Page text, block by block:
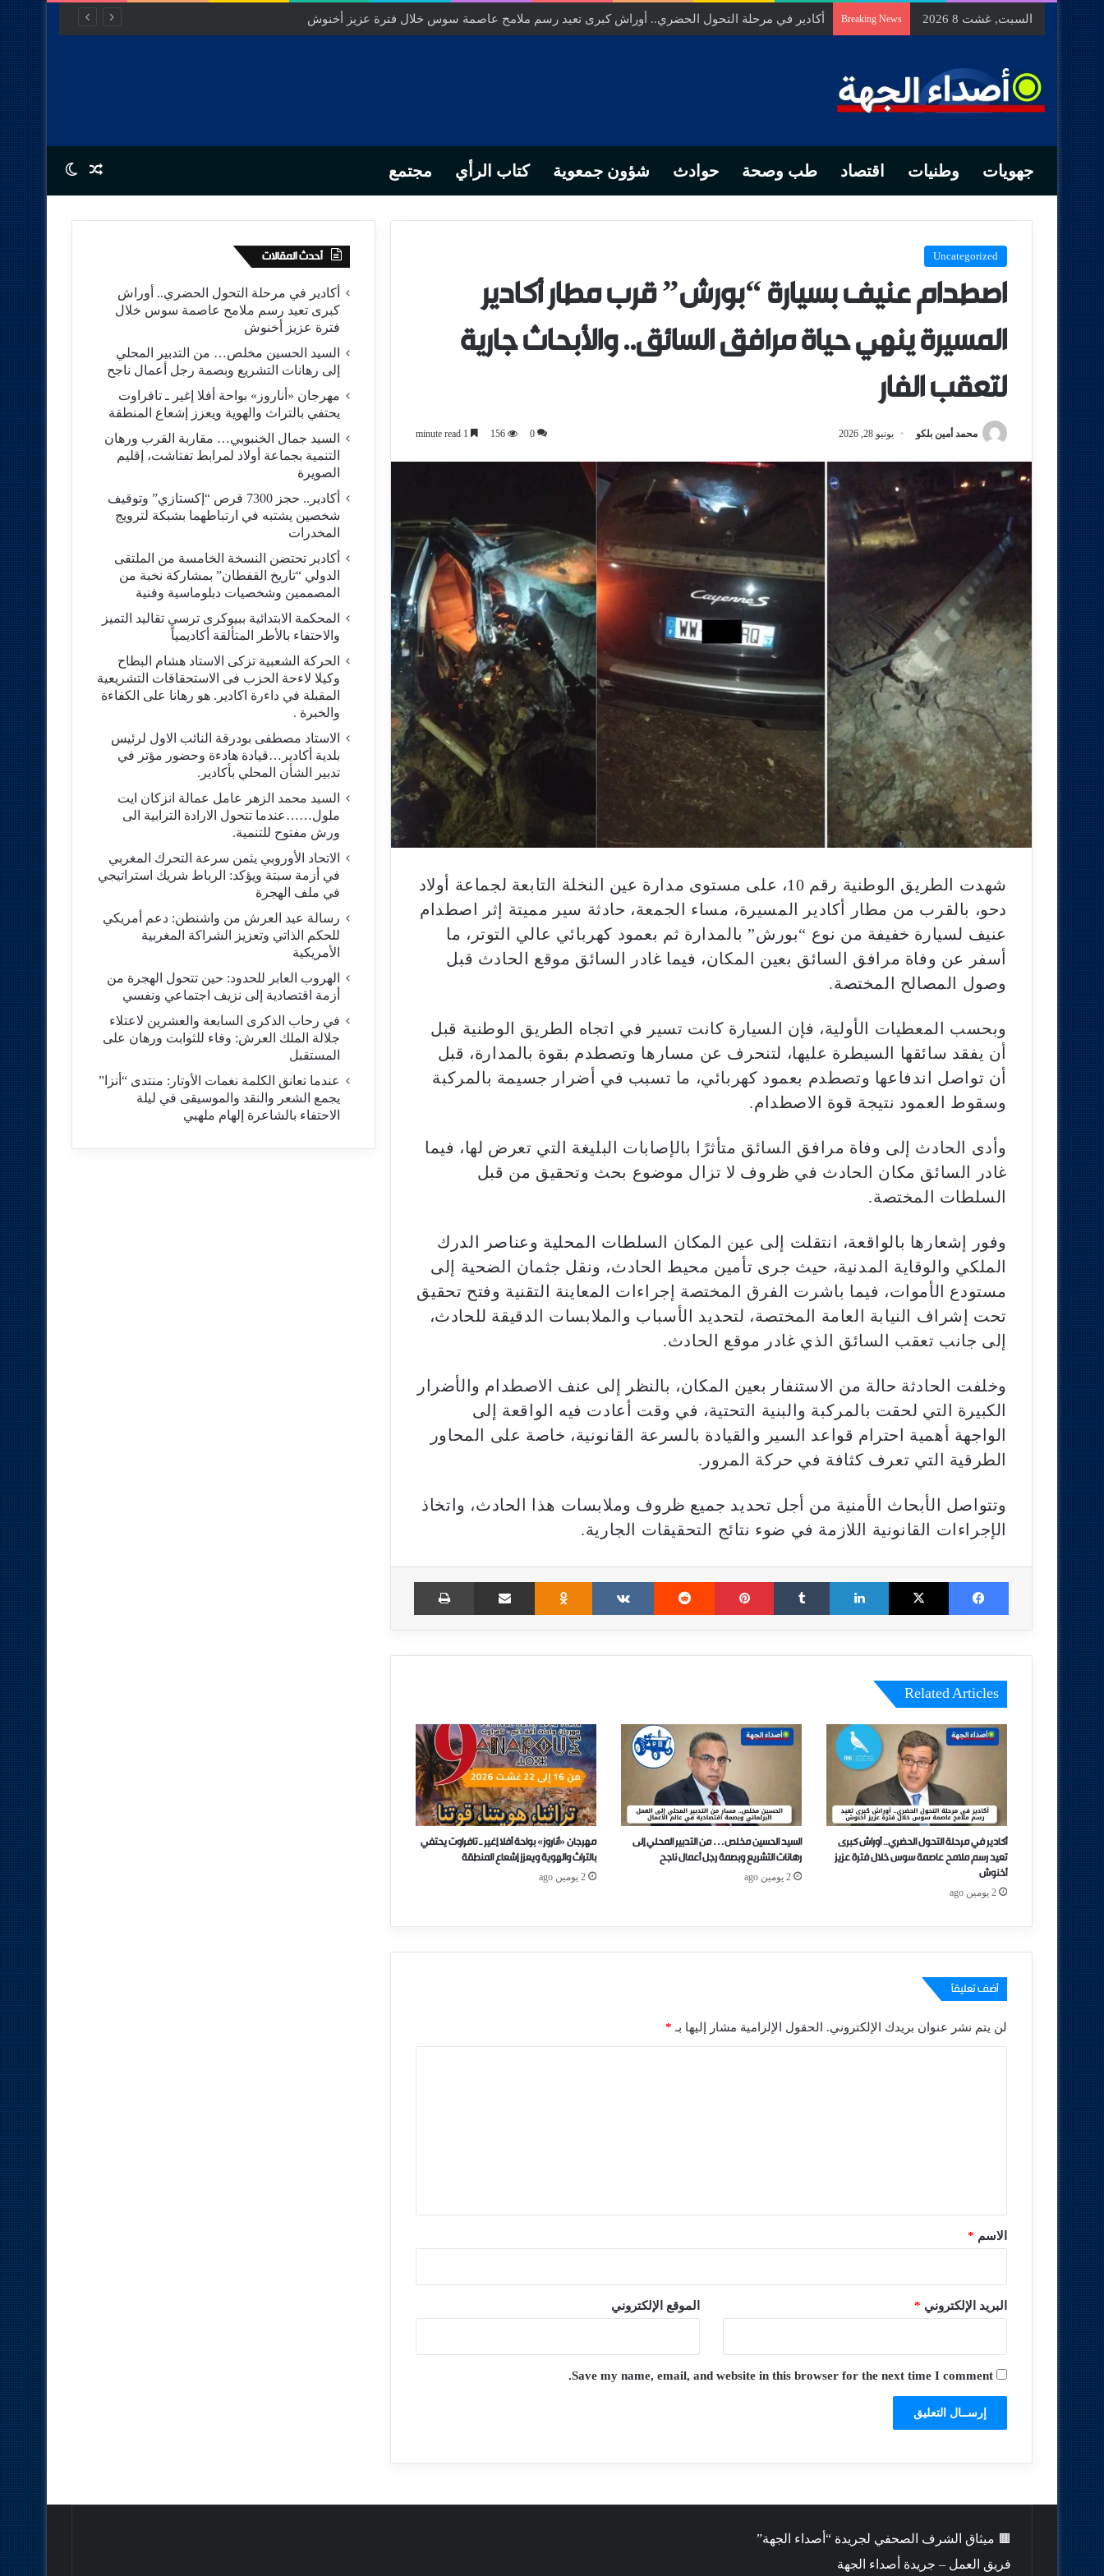
السبت, غشت 8 2026 Breaking News السيد الحسين مخلص… من التدبير المحلي إلى رهانات التشريع وبصمة رجل أعمال ناجح
جهويات وطنيات اقتصاد طب وصحة حوادث شؤون جمعوية كتاب الرأي مجتمع Random Article
Switch skin
Uncategorized
اصطدام عنيف بسيارة “بورش” قرب مطار أكادير
المسيرة ينهي حياة مرافق السائق.. والأبحاث جارية
لتعقب الفار
محمد أمين بلكو يونيو 28, 2026 0
156
شهدت الطريق الوطنية رقم 10، على مستوى مدارة عين النخلة التابعة لجماعة أولاد
دحو، بالقرب من مطار أكادير المسيرة، مساء الجمعة، حادثة سير مميتة إثر اصطدام
عنيف لسيارة خفيفة من نوع “بورش” بالمدارة ثم بعمود كهربائي عالي التوتر، ما
أسفر عن وفاة مرافق السائق بعين المكان، فيما غادر السائق موقع الحادث قبل
وصول المصالح المختصة.
وبحسب المعطيات الأولية، فإن السيارة كانت تسير في اتجاه الطريق الوطنية قبل
أن يفقد سائقها السيطرة عليها، لتنحرف عن مسارها وتصطدم بقوة بالمدارة، قبل
أن تواصل اندفاعها وتصطدم بعمود كهربائي، ما تسبب في أضرار جسيمة بالمركبة
وسقوط العمود نتيجة قوة الاصطدام.
وأدى الحادث إلى وفاة مرافق السائق متأثرًا بالإصابات البليغة التي تعرض لها، فيما
غادر السائق مكان الحادث في ظروف لا تزال موضوع بحث وتحقيق من قبل
السلطات المختصة.
وفور إشعارها بالواقعة، انتقلت إلى عين المكان السلطات المحلية وعناصر الدرك
الملكي والوقاية المدنية، حيث جرى تأمين محيط الحادث، ونقل جثمان الضحية إلى
مستودع الأموات، فيما باشرت الفرق المختصة إجراءات المعاينة التقنية وفتح تحقيق
تحت إشراف النيابة العامة المختصة، لتحديد الأسباب والملابسات الدقيقة للحادث،
إلى جانب تعقب السائق الذي غادر موقع الحادث.
وخلفت الحادثة حالة من الاستنفار بعين المكان، بالنظر إلى عنف الاصطدام والأضرار
الكبيرة التي لحقت بالمركبة والبنية التحتية، في وقت أعادت فيه الواقعة إلى
الواجهة أهمية احترام قواعد السير والقيادة بالسرعة القانونية، خاصة على المحاور
الطرقية التي تعرف كثافة في حركة المرور.
وتتواصل الأبحاث الأمنية من أجل تحديد جميع ظروف وملابسات هذا الحادث، واتخاذ
الإجراءات القانونية اللازمة في ضوء نتائج التحقيقات الجارية.
Facebook
X
LinkedIn
Tumblr
Pinterest
Reddit
VKontakte
Odnoklassniki
Share via Email
Print
Related Articles
أكادير في مرحلة التحول الحضري.. أوراش كبرى
تعيد رسم ملامح عاصمة سوس خلال فترة عزيز
أخنوش
2 يومين ago
السيد الحسين مخلص… من التدبير المحلي إلى
رهانات التشريع وبصمة رجل أعمال ناجح
2 يومين ago
مهرجان «أناروز» بواحة أفلا إغير ـ تافراوت يحتفي
بالتراث والهوية ويعزز إشعاع المنطقة
2 يومين ago
أضف تعليقاً
لن يتم نشر عنوان بريدك الإلكتروني. الحقول الإلزامية مشار إليها بـ *
*الاسم *
البريد الإلكتروني * الموقع الإلكتروني
Save my name, email, and website in this browser for the next time I comment.
أحدث المقالات
أكادير في مرحلة التحول الحضري.. أوراش
كبرى تعيد رسم ملامح عاصمة سوس خلال
فترة عزيز أخنوش
السيد الحسين مخلص… من التدبير المحلي
إلى رهانات التشريع وبصمة رجل أعمال ناجح
مهرجان «أناروز» بواحة أفلا إغير ـ تافراوت
يحتفي بالتراث والهوية ويعزز إشعاع المنطقة
السيد جمال الخنبوبي… مقاربة القرب ورهان
التنمية بجماعة أولاد لمرابط تفتاشت، إقليم
الصويرة
أكادير.. حجز 7300 قرص “إكستازي” وتوقيف
شخصين يشتبه في ارتباطهما بشبكة لترويج
المخدرات
أكادير تحتضن النسخة الخامسة من الملتقى
الدولي “تاريخ القفطان” بمشاركة نخبة من
المصممين وشخصيات دبلوماسية وفنية
المحكمة الابتدائية ببيوكرى ترسي تقاليد التميز
والاحتفاء بالأطر المتألقة أكاديمياً
الحركة الشعبية تزكى الاستاد هشام البطاح
وكيلا لاءحة الحزب فى الاستحقاقات التشريعية
المقبلة في داءرة اكادير. هو رهانا على الكفاءة
والخبرة .
الاستاد مصطفى بودرقة النائب الاول لرئيس
بلدية أكادير…قيادة هادءة وحضور مؤتر في
تدبير الشأن المحلي بأكادير.
السيد محمد الزهر عامل عمالة انزكان ايت
ملول……عندما تتحول الارادة الترابية الى
ورش مفتوح للتنمية.
الاتحاد الأوروبي يثمن سرعة التحرك المغربي
في أزمة سبتة ويؤكد: الرباط شريك استراتيجي
في ملف الهجرة
رسالة عيد العرش من واشنطن: دعم أمريكي
للحكم الذاتي وتعزيز الشراكة المغربية
الأمريكية
​الهروب العابر للحدود: حين تتحول الهجرة من
أزمة اقتصادية إلى نزيف اجتماعي ونفسي
في رحاب الذكرى السابعة والعشرين لاعتلاء
جلالة الملك العرش: وفاء للثوابت ورهان على
المستقبل
​عندما تعانق الكلمة نغمات الأوتار: منتدى “أنزا”
يجمع الشعر والنقد والموسيقى في ليلة
الاحتفاء بالشاعرة إلهام ملهبي
🟫 ميثاق الشرف الصحفي لجريدة “أصداء الجهة”
فريق العمل – جريدة أصداء الجهة